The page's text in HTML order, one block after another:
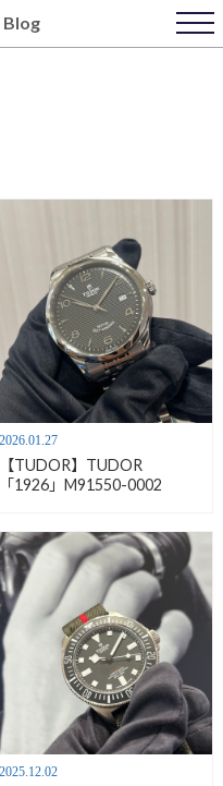
Blog
2026.01.27
【TUDOR】TUDOR
「1926」M91550-0002
2025.12.02